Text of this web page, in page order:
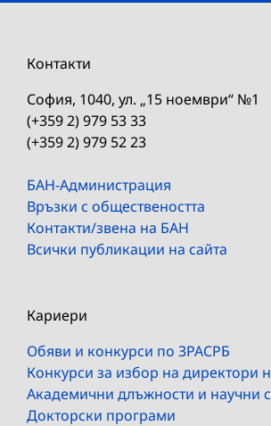
Контакти
София, 1040, ул. „15 ноември“ №1
(+359 2) 979 53 33
(+359 2) 979 52 23
БАН-Администрация
Връзки с обществеността
Контакти/звена на БАН
Всички публикации на сайта
Кариери
Обяви и конкурси по ЗРАСРБ
Конкурси за избор на директори
Академични длъжности и научни
Докторски програми